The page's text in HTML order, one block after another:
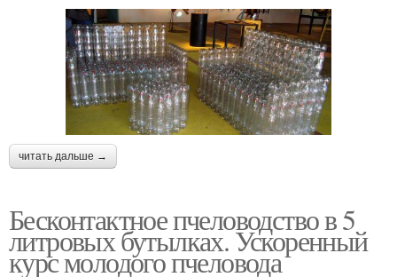
читать дальше →
Бесконтактное пчеловодство в 5
литровых бутылках. Ускоренный
курс молодого пчеловода